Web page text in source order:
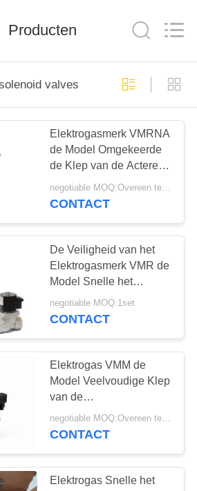
Producten
valves
Elektrogasmerk VMRNA
de Model Omgekeerde
de Klep van de Acteren
hydraulische
Solenoïde/Gasklep van
negotiable MOQ:Overeen te komen
CONTACT
De Veiligheid van het
Elektrogasmerk VMR de
Model Snelle het
Openen Rexroth
Legering van het het
negotiable MOQ:1set
CONTACT
Elektrogas VMM de
Model Veelvoudige Klep
van de
Veiligheidssolenoïde
voor Gas Regelende
negotiable MOQ:Overeen te komen
CONTACT
Elektrogas Snelle het